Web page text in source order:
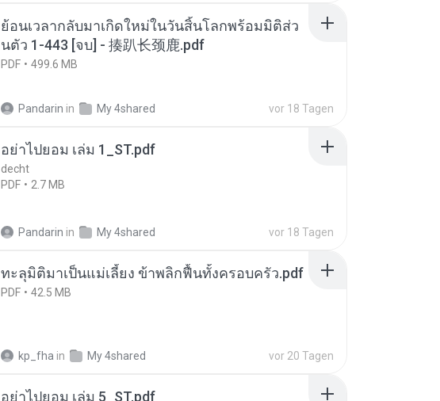
ย้อนเวลากลับมาเกิดใหม่ในวันสิ้นโลกพร้อมมิติส่ว
นตัว 1-443 [จบ] - 揍趴长颈鹿.pdf
PDF 499.6 MB
Pandarin in My 4shared vor 18 Tagen
อย่าไปยอม เล่ม 1_ST.pdf
decht
PDF
2.7 MB
Pandarin in My 4shared vor 18 Tagen
ทะลุมิติมาเป็นแม่เลี้ยง ข้าพลิกฟื้นทั้งครอบครัว.pdf
PDF 42.5 MB
kp_fha in My 4shared vor 20 Tagen
อย่าไปยอม เล่ม 5_ST.pdf